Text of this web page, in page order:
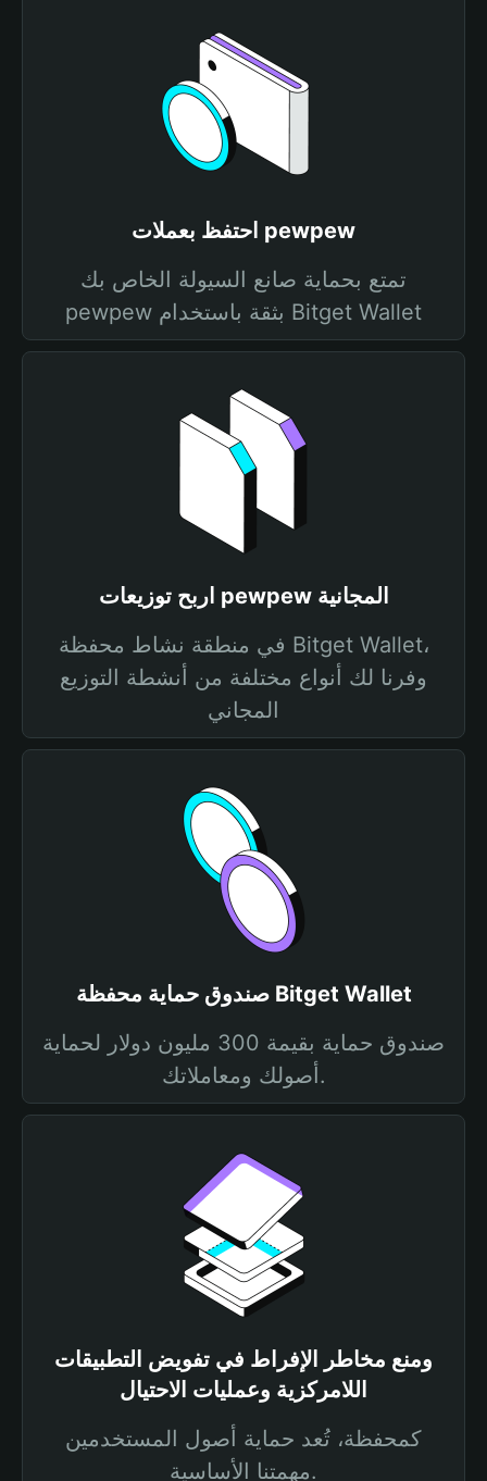
احتفظ بعملات pewpew
تمتع بحماية صانع السيولة الخاص بك
pewpew بثقة باستخدام Bitget Wallet
اربح توزيعات pewpew المجانية
في منطقة نشاط محفظة Bitget Wallet،
وفرنا لك أنواع مختلفة من أنشطة التوزيع
المجاني
صندوق حماية محفظة Bitget Wallet
صندوق حماية بقيمة 300 مليون دولار لحماية
أصولك ومعاملاتك.
ومنع مخاطر الإفراط في تفويض التطبيقات
اللامركزية وعمليات الاحتيال
كمحفظة، تُعد حماية أصول المستخدمين
مهمتنا الأساسية.